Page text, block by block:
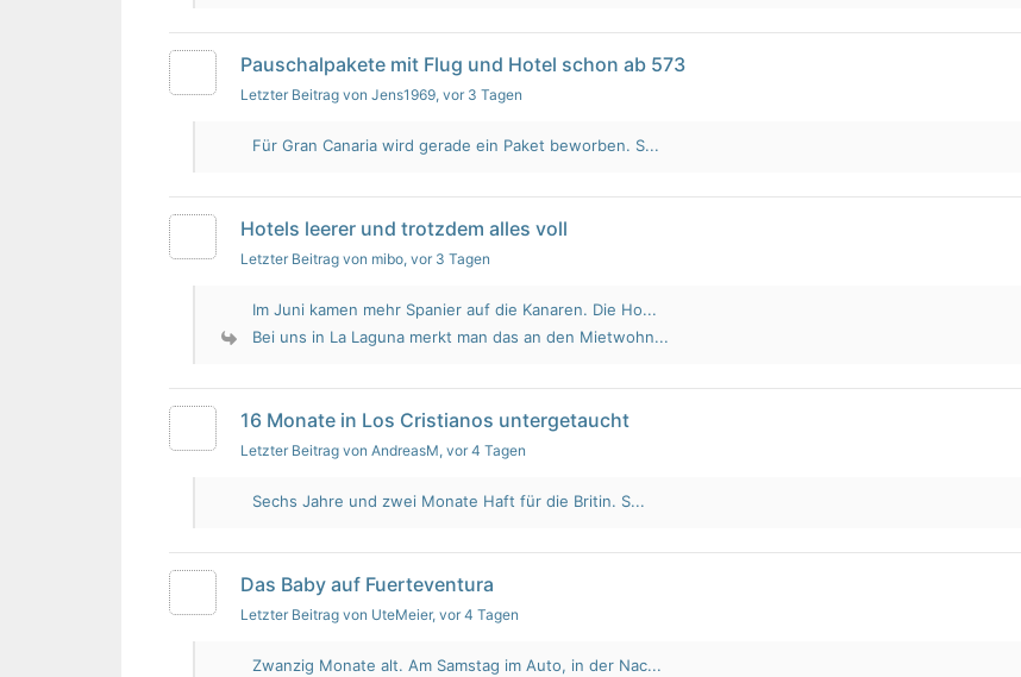
Pauschalpakete mit Flug und Hotel schon ab 573
Letzter Beitrag von Jens1969, vor 3 Tagen
Für Gran Canaria wird gerade ein Paket beworben. S...
Hotels leerer und trotzdem alles voll
Letzter Beitrag von mibo, vor 3 Tagen
Im Juni kamen mehr Spanier auf die Kanaren. Die Ho...
Bei uns in La Laguna merkt man das an den Mietwohn...
16 Monate in Los Cristianos untergetaucht
Letzter Beitrag von AndreasM, vor 4 Tagen
Sechs Jahre und zwei Monate Haft für die Britin. S...
Das Baby auf Fuerteventura
Letzter Beitrag von UteMeier, vor 4 Tagen
Zwanzig Monate alt. Am Samstag im Auto, in der Nac...